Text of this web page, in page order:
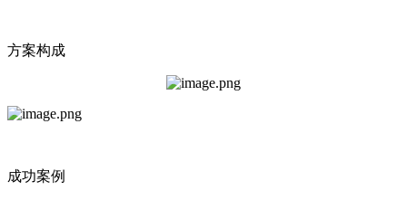
方案构成
成功案例